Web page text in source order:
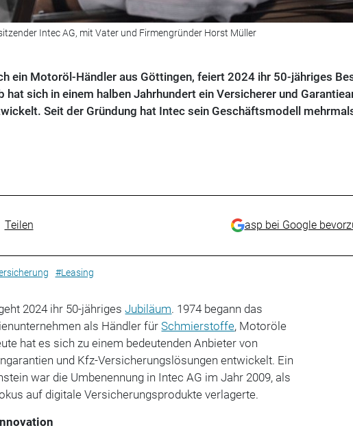
Intec AG, mit Vater und Firmengründer Horst Müller
ein Motoröl-Händler aus Göttingen, feiert 2024 ihr 50-jähriges
hat sich in einem halben Jahrhundert ein Versicherer und
Seit der Gründung hat Intec sein Geschäftsmodell
Teilen asp bei Google
#Leasing
2024 ihr 50-jährigesJubiläum. 1974 begann das
als Händler fürSchmierstoffe, Motoröle
hat es sich zu einem bedeutenden Anbieter von
und Kfz-Versicherungslösungen entwickelt. Ein
war die Umbenennung in Intec AG im Jahr 2009, als
auf digitale Versicherungsprodukte verlagerte.